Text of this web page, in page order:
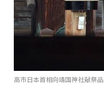
高市日本首相向靖国神社献祭